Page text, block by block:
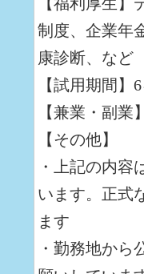
制度、企業年
康診断、など
【試用期間】
【兼業・副業
【その他】
・上記の内容
います。正式
ます
・勤務地から